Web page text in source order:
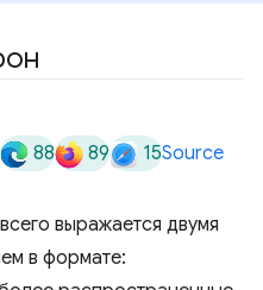
88 89 15Source
выражается двумя
в формате: